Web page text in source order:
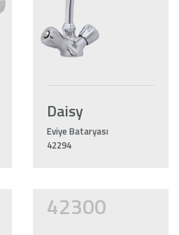
Daisy
Eviye Bataryası
42294
42300